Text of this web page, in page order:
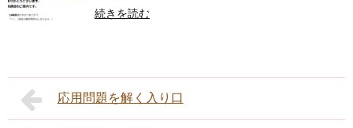
続きを読む
応用問題を解く入り口